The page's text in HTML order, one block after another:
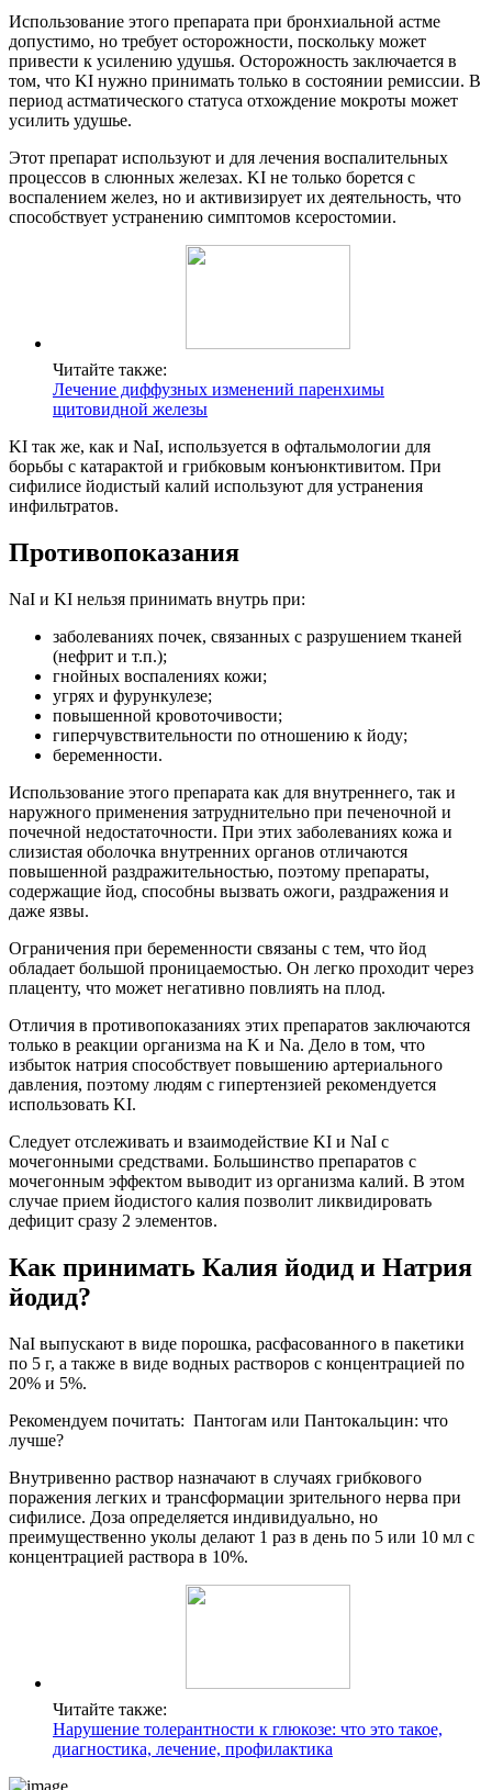
Использование этого препарата при бронхиальной астме
допустимо, но требует осторожности, поскольку может
привести к усилению удушья. Осторожность заключается в
том, что KI нужно принимать только в состоянии ремиссии. В
период астматического статуса отхождение мокроты может
усилить удушье.
Этот препарат используют и для лечения воспалительных
процессов в слюнных железах. KI не только борется с
воспалением желез, но и активизирует их деятельность, что
способствует устранению симптомов ксеростомии.
Читайте также:
Лечение диффузных изменений паренхимы
щитовидной железы
KI так же, как и NaI, используется в офтальмологии для
борьбы с катарактой и грибковым конъюнктивитом. При
сифилисе йодистый калий используют для устранения
инфильтратов.
Противопоказания
NaI и KI нельзя принимать внутрь при:
заболеваниях почек, связанных с разрушением тканей
(нефрит и т.п.);
гнойных воспалениях кожи;
угрях и фурункулезе;
повышенной кровоточивости;
гиперчувствительности по отношению к йоду;
беременности.
Использование этого препарата как для внутреннего, так и
наружного применения затруднительно при печеночной и
почечной недостаточности. При этих заболеваниях кожа и
слизистая оболочка внутренних органов отличаются
повышенной раздражительностью, поэтому препараты,
содержащие йод, способны вызвать ожоги, раздражения и
даже язвы.
Ограничения при беременности связаны с тем, что йод
обладает большой проницаемостью. Он легко проходит через
плаценту, что может негативно повлиять на плод.
Отличия в противопоказаниях этих препаратов заключаются
только в реакции организма на K и Na. Дело в том, что
избыток натрия способствует повышению артериального
давления, поэтому людям с гипертензией рекомендуется
использовать KI.
Следует отслеживать и взаимодействие KI и NaI с
мочегонными средствами. Большинство препаратов с
мочегонным эффектом выводит из организма калий. В этом
случае прием йодистого калия позволит ликвидировать
дефицит сразу 2 элементов.
Как принимать Калия йодид и Натрия
йодид?
NaI выпускают в виде порошка, расфасованного в пакетики
по 5 г, а также в виде водных растворов с концентрацией по
20% и 5%.
Рекомендуем почитать: Пантогам или Пантокальцин: что
лучше?
Внутривенно раствор назначают в случаях грибкового
поражения легких и трансформации зрительного нерва при
сифилисе. Доза определяется индивидуально, но
преимущественно уколы делают 1 раз в день по 5 или 10 мл с
концентрацией раствора в 10%.
Читайте также:
Нарушение толерантности к глюкозе: что это такое,
диагностика, лечение, профилактика